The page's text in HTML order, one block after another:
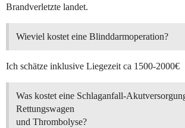
Brandverletzte landet.
Wieviel kostet eine Blinddarmoperation?
Ich schätze inklusive Liegezeit ca 1500-2000€
Was kostet eine Schlaganfall-
Rettungswagen
und Thrombolyse?